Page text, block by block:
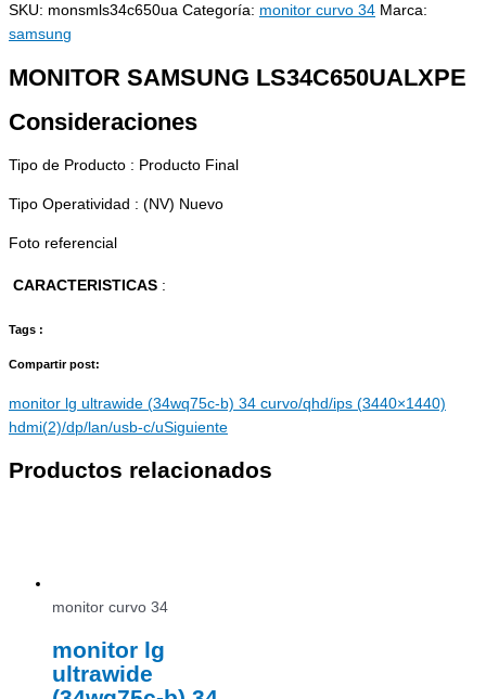
SKU: monsmls34c650ua Categoría: monitor curvo 34 Marca:
samsung
MONITOR SAMSUNG LS34C650UALXPE
Consideraciones
Tipo de Producto : Producto Final
Tipo Operatividad : (NV) Nuevo
Foto referencial
CARACTERISTICAS :
Tags :
Compartir post:
monitor lg ultrawide (34wq75c-b) 34 curvo/qhd/ips (3440×1440)
hdmi(2)/dp/lan/usb-c/uSiguiente
Productos relacionados
monitor curvo 34
monitor lg
ultrawide